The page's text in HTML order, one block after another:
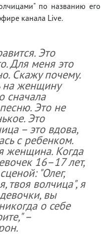
по названию его
канала Live.
Это
Для меня это
Скажу почему.
на женщину
сначала
Это не
Это
– это вдова,
с ребенком.
женщина. Когда
16–17 лет,
"Олег,
твоя волчица", я
вы
о себе
–